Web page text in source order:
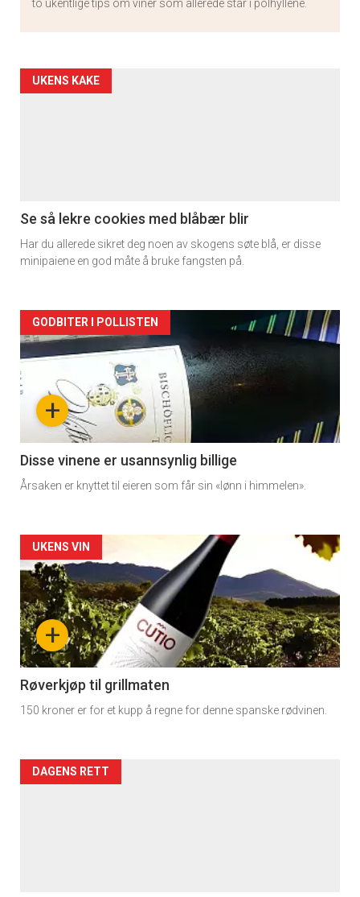
Apéritif
Vi tilbyr flere ukentlige nyhetsbrev. Du
kan fritt velge hvilke du ønsker å få
Registrer deg
to ukentlige tips om viner som allerede står i polhyllene.
Artikler
11
UKENS KAKE
Se så lekre cookies med blåbær blir
Har du allerede sikret deg noen av skogens søte blå, er disse
minipaiene en god måte å bruke fangsten på.
Artikler
detail
-
section
11
Dagens
rett
+
GODBITER I POLLISTEN
Disse vinene er usannsynlig billige
Årsaken er knyttet til eieren som får sin «lønn i himmelen».
Artikler
detail
-
section
11
Dagens
rett
2
+
UKENS VIN
Røverkjøp til grillmaten
150 kroner er for et kupp å regne for denne spanske rødvinen.
Artikler
DAGENS RETT